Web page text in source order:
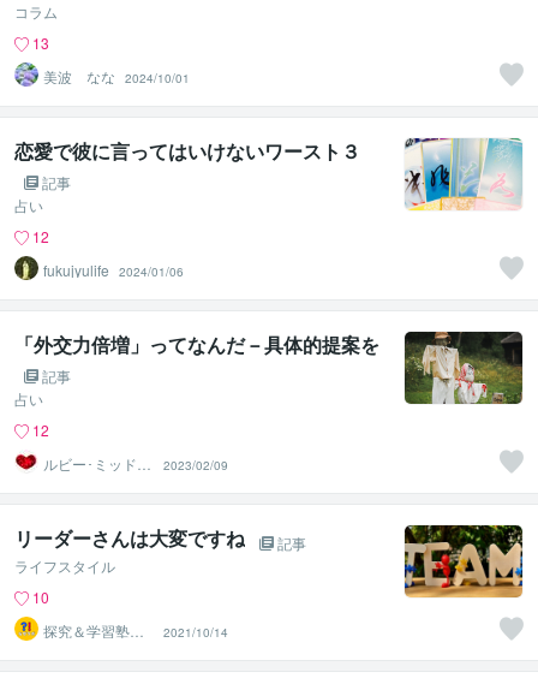
コラム
13
美波 なな
2024/10/01
恋愛で彼に言ってはいけないワースト３
記事
占い
12
fukujyulife
2024/01/06
「外交力倍増」ってなんだ－具体的提案を
記事
占い
12
ルビー･ミッドナ
イト
2023/02/09
リーダーさんは大変ですね
記事
ライフスタイル
10
探究＆学習塾｜
なぜラボ
2021/10/14